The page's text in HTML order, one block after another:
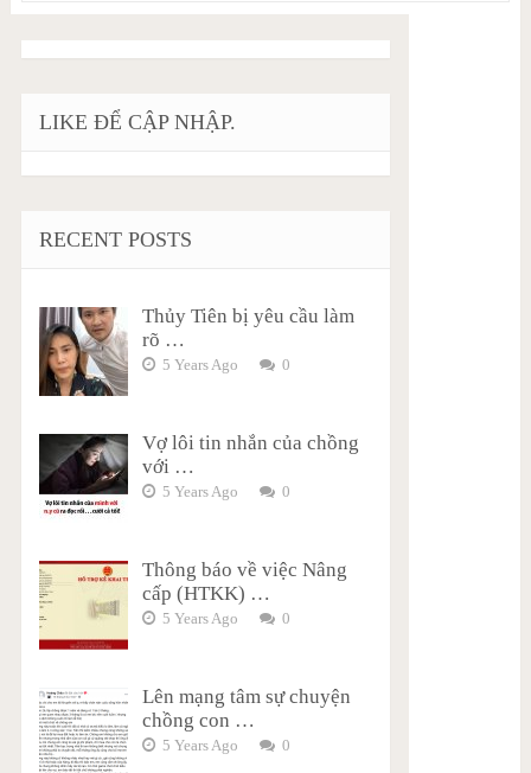
LIKE ĐỂ CẬP NHẬP.
RECENT POSTS
Thủy Tiên bị yêu cầu làm
rõ …
5 Years Ago 0
Vợ lôi tin nhắn của chồng
với …
5 Years Ago 0
Thông báo về việc Nâng
cấp (HTKK) …
5 Years Ago 0
Lên mạng tâm sự chuyện
chồng con …
5 Years Ago 0